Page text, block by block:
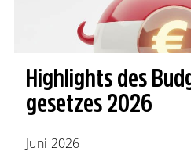
Highlights des
gesetzes 2026
Juni 2026